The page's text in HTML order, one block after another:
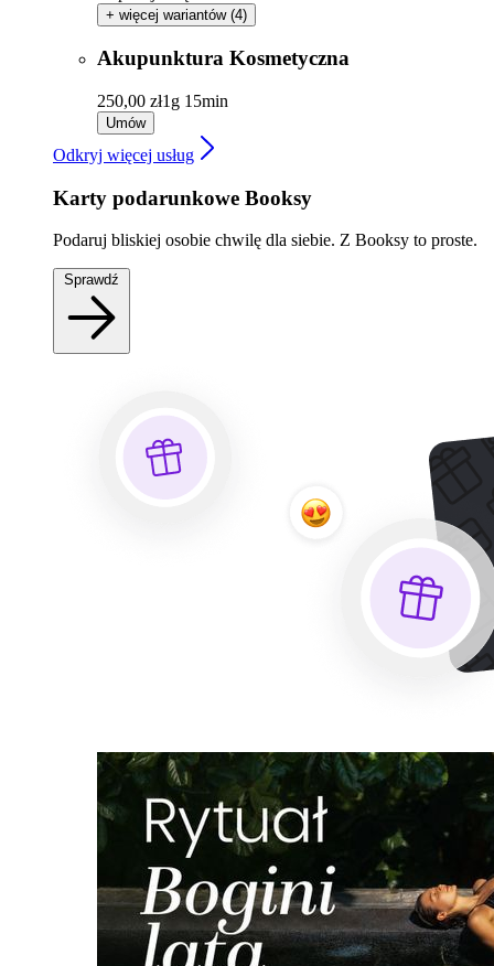
+ więcej wariantów (4)
Akupunktura Kosmetyczna
250,00 zł1g 15min
Umów
Odkryj więcej usług
Karty podarunkowe Booksy
Podaruj bliskiej osobie chwilę dla siebie. Z Booksy to proste.